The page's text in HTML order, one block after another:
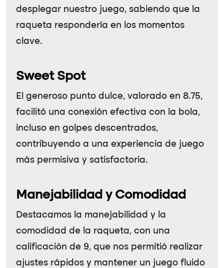
desplegar nuestro juego, sabiendo que la
raqueta respondería en los momentos
clave.
Sweet Spot
El generoso punto dulce, valorado en 8.75,
facilitó una conexión efectiva con la bola,
incluso en golpes descentrados,
contribuyendo a una experiencia de juego
más permisiva y satisfactoria.
Manejabilidad y Comodidad
Destacamos la manejabilidad y la
comodidad de la raqueta, con una
calificación de 9, que nos permitió realizar
ajustes rápidos y mantener un juego fluido